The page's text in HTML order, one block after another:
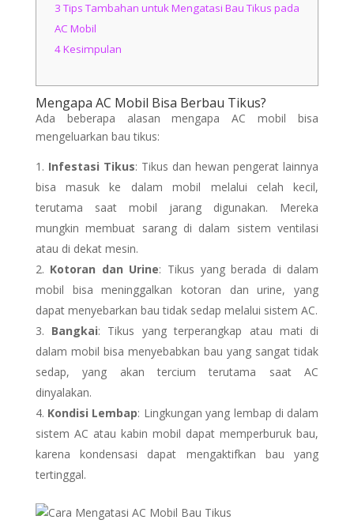
3Tips Tambahan untuk Mengatasi Bau Tikus pada
AC Mobil
4Kesimpulan
Mengapa AC Mobil Bisa Berbau Tikus?
Ada beberapa alasan mengapa AC mobil bisa
mengeluarkan bau tikus:
Infestasi Tikus: Tikus dan hewan pengerat lainnya
bisa masuk ke dalam mobil melalui celah kecil,
terutama saat mobil jarang digunakan. Mereka
mungkin membuat sarang di dalam sistem ventilasi
atau di dekat mesin.
Kotoran dan Urine: Tikus yang berada di dalam
mobil bisa meninggalkan kotoran dan urine, yang
dapat menyebarkan bau tidak sedap melalui sistem AC.
Bangkai: Tikus yang terperangkap atau mati di
dalam mobil bisa menyebabkan bau yang sangat tidak
sedap, yang akan tercium terutama saat AC
dinyalakan.
Kondisi Lembap: Lingkungan yang lembap di dalam
sistem AC atau kabin mobil dapat memperburuk bau,
karena kondensasi dapat mengaktifkan bau yang
tertinggal.